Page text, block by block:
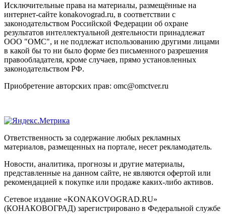
Исключительные права на материалы, размещённые на
интернет-сайте konakovograd.ru, в соответствии с
законодательством Российской Федерации об охране
результатов интеллектуальной деятельности принадлежат
ООО "ОМС", и не подлежат использованию другими лицами
в какой бы то ни было форме без письменного разрешения
правообладателя, кроме случаев, прямо установленных
законодательством РФ.
Приобретение авторских прав: omc@omctver.ru
Ответственность за содержание любых рекламных
материалов, размещенных на портале, несет рекламодатель.
Новости, аналитика, прогнозы и другие материалы,
представленные на данном сайте, не являются офертой или
рекомендацией к покупке или продаже каких-либо активов.
Сетевое издание «KONAKOVOGRAD.RU»
(КОНАКОВОГРАД) зарегистрировано в Федеральной службе